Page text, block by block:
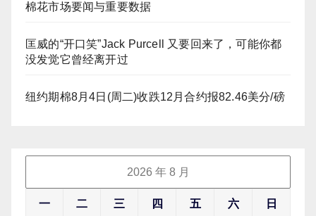
棉花市场要闻与重要数据
匡威的“开口笑”Jack Purcell 又要回来了，可能你都
没发觉它曾经离开过
纽约期棉8月4日(周二)收跌12月合约报82.46美分/磅
2026 年 8 月
一 二 三 四 五 六 日